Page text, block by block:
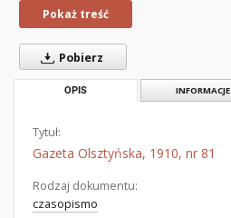
Pokaż treść
Pobierz
OPIS INFORMACJE
Tytuł:
Gazeta Olsztyńska, 1910, nr 81
Rodzaj dokumentu:
czasopismo